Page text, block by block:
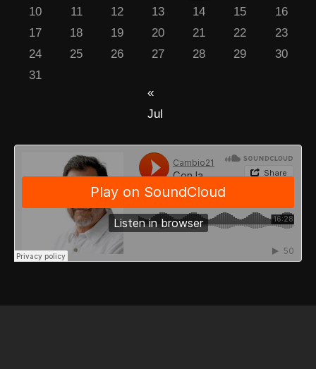
10
11 12 13 14 15
16
17
18 19 20 21 22
23
24
25 26 27 28 29
30
31
«
Jul